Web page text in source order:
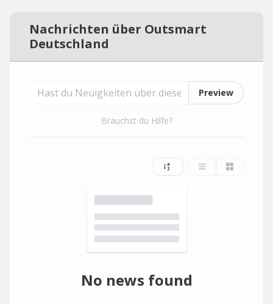
Nachrichten über Outsmart
Deutschland
Preview
Brauchst du Hilfe?
No news found